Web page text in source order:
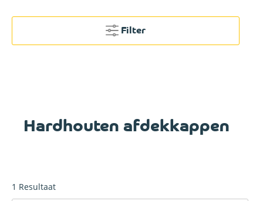
Filter
Hardhouten afdekkappen
1 Resultaat